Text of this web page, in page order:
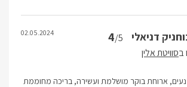
דניאלי 4/5
בסוויטת אלין
02.05.2024
ארוחת בוקר מושלמת ועשירה, בריכה מחוממת